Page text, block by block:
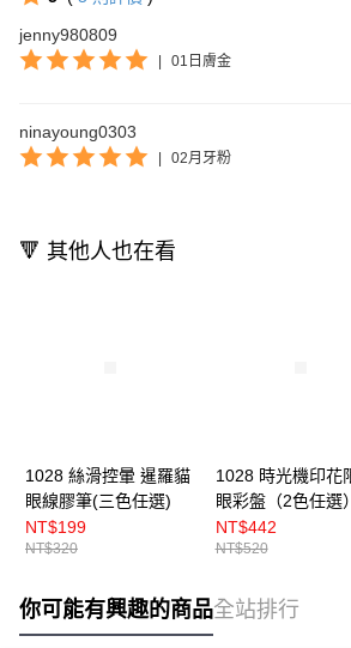
jenny980809
01日膚金
ninayoung0303
02月牙粉
🔻 其他人也在看
1028 絲滑控暈 暹羅貓
眼線膠筆(三色任選)
NT$199
NT$320
1028 時光機印花
眼彩盤（2色任選）
NT$442
NT$520
你可能有興趣的商品全站排行